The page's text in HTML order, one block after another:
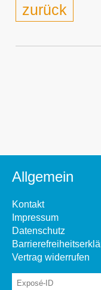
zurück
Allgemein
Kontakt
Impressum
Datenschutz
Vertrag widerrufen